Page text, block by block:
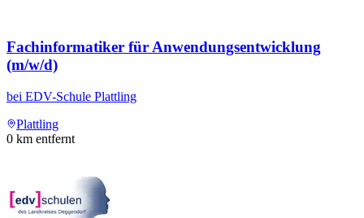
Fachinformatiker für Anwendungsentwicklung
(m/w/d)
bei EDV-Schule Plattling
Plattling
0 km entfernt